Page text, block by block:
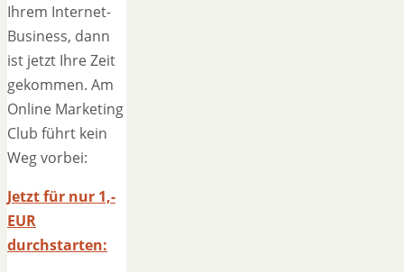
Ihrem Internet-
Business, dann
ist jetzt Ihre Zeit
gekommen. Am
Online Marketing
Club führt kein
Weg vorbei:
Jetzt für nur 1,-
EUR
durchstarten: